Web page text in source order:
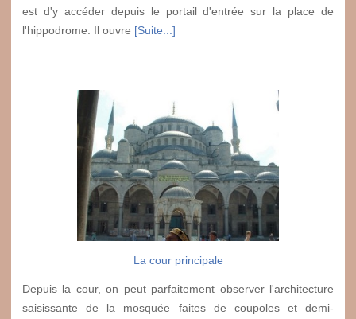
est d'y accéder depuis le portail d'entrée sur la place de
l'hippodrome. Il ouvre [Suite...]
La cour principale
Depuis la cour, on peut parfaitement observer l'architecture
saisissante de la mosquée faites de coupoles et demi-